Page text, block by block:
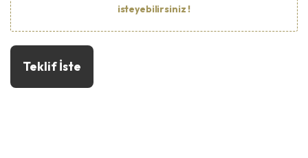
isteyebilirsiniz !
Teklif İste